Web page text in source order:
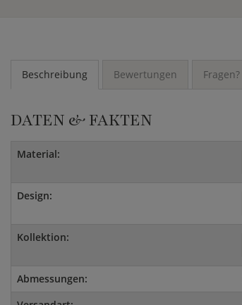
Beschreibung Bewertungen Fragen?
DATEN & FAKTEN
Material:
Design:
Kollektion:
Abmessungen: